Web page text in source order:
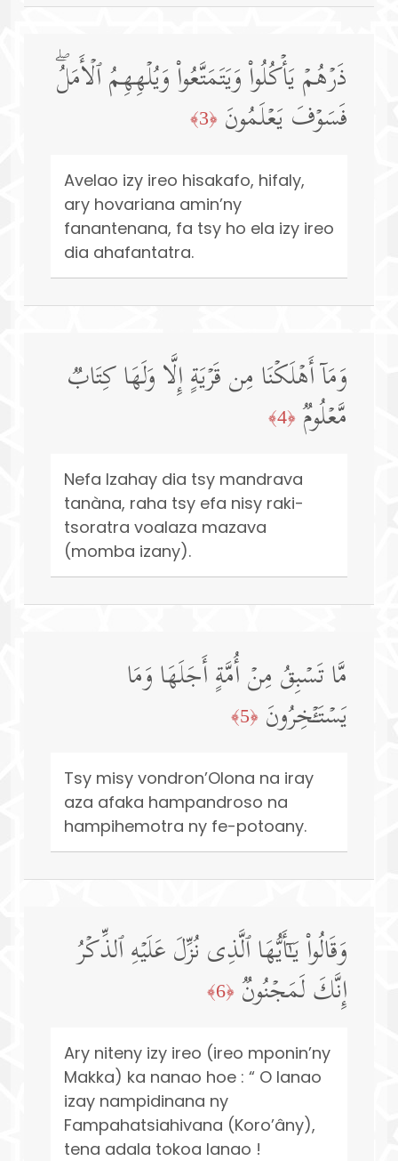
ذَرۡهُمۡ یَأۡكُلُوا۟ وَیَتَمَتَّعُوا۟ وَیُلۡهِهِمُ ٱلۡأَمَلُۖ
فَسَوۡفَ یَعۡلَمُونَ ﴿3﴾
Avelao izy ireo hisakafo, hifaly,
ary hovariana amin’ny
fanantenana, fa tsy ho ela izy ireo
dia ahafantatra.
وَمَاۤ أَهۡلَكۡنَا مِن قَرۡیَةٍ إِلَّا وَلَهَا كِتَابࣱ
مَّعۡلُومࣱ ﴿4﴾
Nefa Izahay dia tsy mandrava
tanàna, raha tsy efa nisy raki-
tsoratra voalaza mazava
(momba izany).
مَّا تَسۡبِقُ مِنۡ أُمَّةٍ أَجَلَهَا وَمَا
یَسۡتَـٔۡخِرُونَ ﴿5﴾
Tsy misy vondron’Olona na iray
aza afaka hampandroso na
hampihemotra ny fe-potoany.
وَقَالُوا۟ یَـٰۤأَیُّهَا ٱلَّذِی نُزِّلَ عَلَیۡهِ ٱلذِّكۡرُ
إِنَّكَ لَمَجۡنُونࣱ ﴿6﴾
Ary niteny izy ireo (ireo mponin’ny
Makka) ka nanao hoe : “ O Ianao
izay nampidinana ny
Fampahatsiahivana (Koro’âny),
tena adala tokoa Ianao !